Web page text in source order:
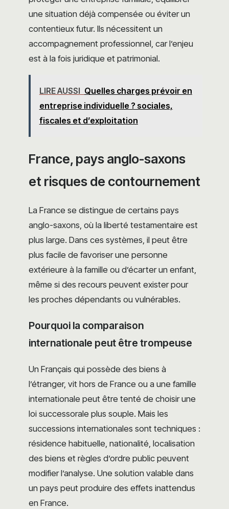
une situation déjà compensée ou éviter un
contentieux futur. Ils nécessitent un
accompagnement professionnel, car l’enjeu
est à la fois juridique et patrimonial.
LIRE AUSSI Quelles charges prévoir en
entreprise individuelle ? sociales,
fiscales et d’exploitation
France, pays anglo-saxons
et risques de contournement
La France se distingue de certains pays
anglo-saxons, où la liberté testamentaire est
plus large. Dans ces systèmes, il peut être
plus facile de favoriser une personne
extérieure à la famille ou d’écarter un enfant,
même si des recours peuvent exister pour
les proches dépendants ou vulnérables.
Pourquoi la comparaison
internationale peut être trompeuse
Un Français qui possède des biens à
l’étranger, vit hors de France ou a une famille
internationale peut être tenté de choisir une
loi successorale plus souple. Mais les
successions internationales sont techniques :
résidence habituelle, nationalité, localisation
des biens et règles d’ordre public peuvent
modifier l’analyse. Une solution valable dans
un pays peut produire des effets inattendus
en France.